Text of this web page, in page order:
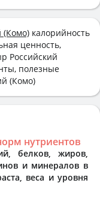
(Комо) калорийность
ценность,
Российский
полезные
(Комо)
нутриентов
белков, жиров,
и минералов в
веса и уровня